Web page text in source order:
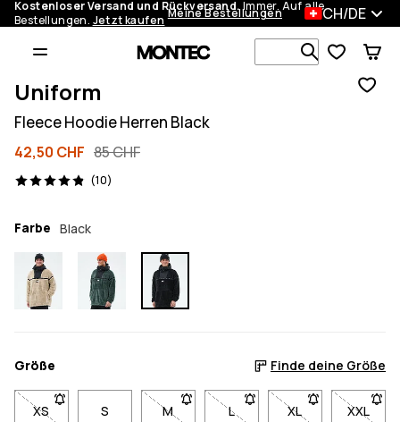
Kostenloser Versand und Rückversand.Immer. Auf alle
Bestellungen. Jetzt kaufen Meine Bestellungen CH/DE
Uniform
Fleece Hoodie Herren Black
42,50 CHF 85 CHF
(10)
10 Reviews, 4.9/5
Farbe Black
Größe Finde deine Größe
XS- Größe XS nicht verfügbar. Klicke, um benachrichtigt zu
S M- Größe M nicht verfügbar. Klicke, um
L- Größe L nicht verfügbar.
XL- Größe XL nicht
XXL
-